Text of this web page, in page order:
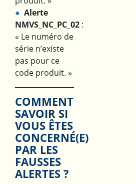
Alerte
NMVS_NC_PC_02 :
« Le numéro de
série n’existe
pas pour ce
code produit. »
COMMENT
SAVOIR SI
VOUS ÊTES
CONCERNÉ(E)
PAR LES
FAUSSES
ALERTES ?